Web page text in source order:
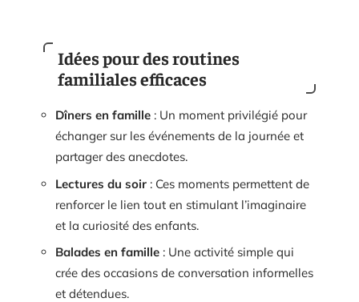
Idées pour des routines
familiales efficaces
Dîners en famille : Un moment privilégié pour
échanger sur les événements de la journée et
partager des anecdotes.
Lectures du soir : Ces moments permettent de
renforcer le lien tout en stimulant l’imaginaire
et la curiosité des enfants.
Balades en famille : Une activité simple qui
crée des occasions de conversation informelles
et détendues.